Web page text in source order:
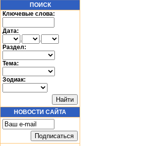
ПОИСК
Ключевые слова:
Дата:
.
.
Раздел:
Тема:
Зодиак:
НОВОСТИ САЙТА